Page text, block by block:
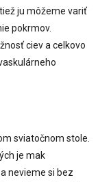
ju môžeme variť
pokrmov.
ciev a celkovo
sviatočnom stole.
je mak
nevieme si bez